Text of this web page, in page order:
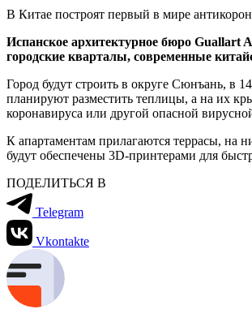
В Китае построят первый в мире
Испанское архитектурное бюро Guallart
городские кварталы, современные
Город будут строить в округе Сюнъань, в
планируют разместить теплицы, а на их
коронавируса или другой опасной
К апартаментам прилагаются террасы, на
будут обеспечены 3D-принтерами для
ПОДЕЛИТЬСЯ В
Telegram
Vkontakte